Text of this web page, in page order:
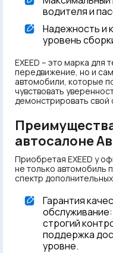
водителя и
Надежность и
уровень
EXEED – это марка для
передвижение, но и
автомобили, которые
чувствовать
демонстрировать свой
Преимущества
автосалоне
Приобретая EXEED у
не только автомобиль
спектр
Гарантия
строгий
поддержка
уровне.